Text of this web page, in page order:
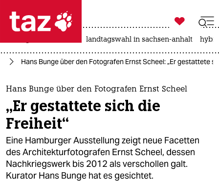
 taz zahl ich
taz zahl ich
themen
politik
öko
gesellschaft
kultur

taz zahl ich
landtagswahl in sachsen-anhalt
Hans Bunge über den Fotografen Ernst Scheel: „Er gestattete
Hans Bunge über den Fotografen Ernst Scheel
„Er gestattete sich die
Freiheit“
Eine Hamburger Ausstellung zeigt neue Facetten
des Architekturfotografen Ernst Scheel, dessen
Nachkriegswerk bis 2012 als verschollen galt.
Kurator Hans Bunge hat es gesichtet.